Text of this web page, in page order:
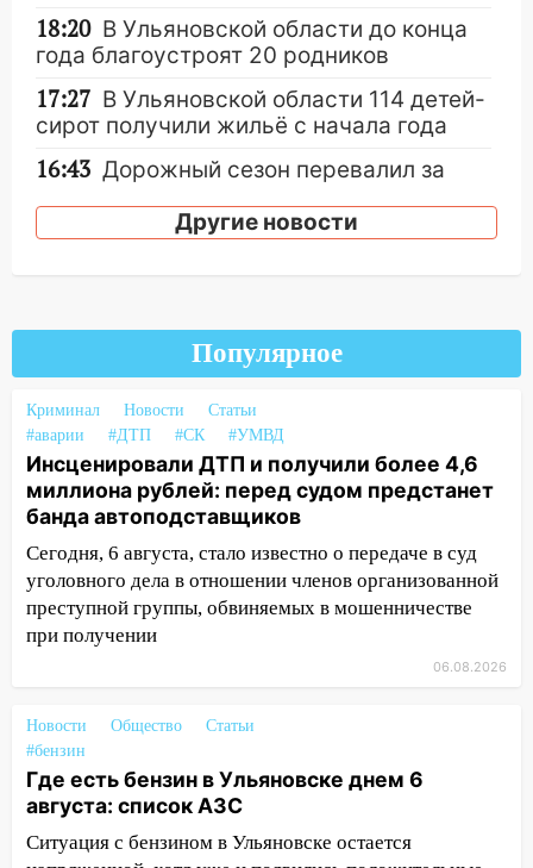
18:20 В Ульяновской области до конца
года благоустроят 20 родников
17:27 В Ульяновской области 114 детей-
сирот получили жильё с начала года
16:43 Дорожный сезон перевалил за
обновили половину региональных трасс
Прогноз погоды в Ульяновской
16:20
В Сурском районе сёла оказались
не защищены от лесных пожаров
16:12 Пуля пробила окно квартиры на
16-м этаже в Ульяновске
16:10 Прокуратура потребовала
усилить борьбу со свалками в
Инзенском районе
Патриарх Кирилл оценил работу
15:45
Жителям села Тагай больше не
придётся ездить в райцентр ради сдачи
анализов
15:30 После жалобы прокурору на
Другие новости
Популярное
Криминал Новости
Статьи
#аварии
#ДТП #СК #УМВД
Инсценировали ДТП и получили более 4,6
миллиона рублей: перед судом предстанет
банда автоподставщиков
Сегодня, 6 августа, стало известно о передаче в суд
уголовного дела в отношении членов организованной
преступной группы, обвиняемых в мошенничестве
при получении
06.08.2026
Новости Общество
Статьи
#бензин
Где есть бензин в Ульяновске днем 6
августа: список АЗС
Ситуация с бензином в Ульяновске остается